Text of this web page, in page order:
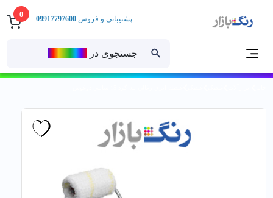
0
جستجوی در
پشتیبانی و فروش:09917797600